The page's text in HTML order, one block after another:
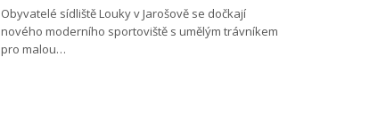
Obyvatelé sídliště Louky v Jarošově se dočkají
nového moderního sportoviště s umělým trávníkem
pro malou…